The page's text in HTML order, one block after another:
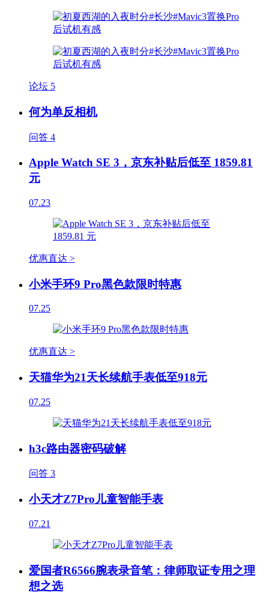
论坛 5
何为单反相机
问答 4
Apple Watch SE 3，京东补贴后低至 1859.81
元
07.23
优惠直达 >
小米手环9 Pro黑色款限时特惠
07.25
优惠直达 >
天猫华为21天长续航手表低至918元
07.25
h3c路由器密码破解
问答 3
小天才Z7Pro儿童智能手表
07.21
爱国者R6566腕表录音笔：律师取证专用之理
想之选